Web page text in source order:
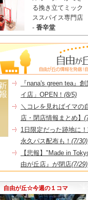
る挽き立てミック
ススパイス専門店
- 香辛堂
『nana's green tea』
イ店」OPEN！ (8/5)
＼コレを見ればイマの
店・閉店情報まとめ】
1日限定だった跡地に
永久パス配布も！ (7/30)
【悲報】"Made in
由が丘店』が閉店(7/29)
25日をもって86年の歴
自由が丘☆今週の１コマ